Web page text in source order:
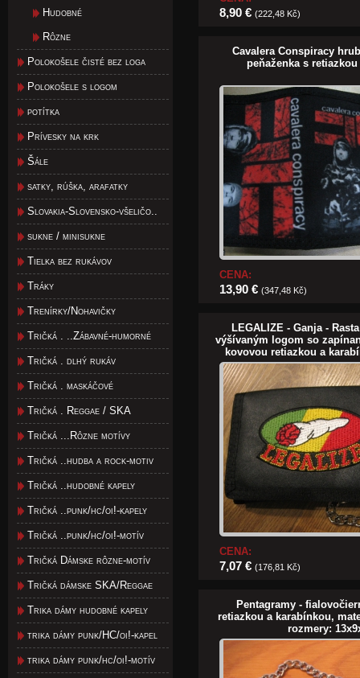
Hudobné
Rôzne
Polokošele čisté bez loga
Polokošele s logom
potítka
Prívesky na krk
Šále
satky, rúška, arafatky
Slovakia-Slovensko-všeličo..
sukne / minisukne
Tielka bez rukávov
Tráky
Trenírky/Nohavičky
Tričká . ..Zábavné-humorné
Tričká . dlhý rukáv
Tričká . maskáčové
Tričká . Reggae / SKA
Tričká ...Rôzne motívy
Tričká ..hudba a rock-motiv
Tričká ..hudobné kapely
Tričká ..punk/hc/oi!-kapely
Tričká ..punk/hc/oi!-motív
Tričká Dámske rôzne-motív
Tričká dámske SKA/Reggae
Trika dámy hudobné kapely
trika dámy punk/HC/oi!-kapel
trika dámy punk/hc/oi!-motív
8,90 € (222,48 Kč)
Cavalera Conspiracy
peňaženka s
CENA:
13,90 € (347,48 Kč)
LEGALIZE - Ganja -
výšívaným logom so
kovovou retiazkou a
CENA:
7,07 € (176,81 Kč)
Pentagramy -
retiazkou a karabínkou,
rozmery: